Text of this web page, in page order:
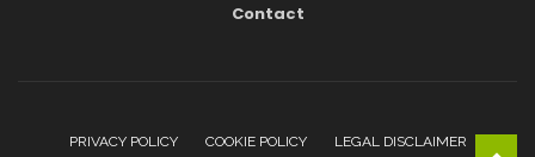
Contact
PRIVACY POLICY COOKIE POLICY LEGAL DISCLAIMER